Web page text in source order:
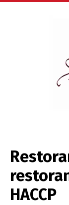
HACCP